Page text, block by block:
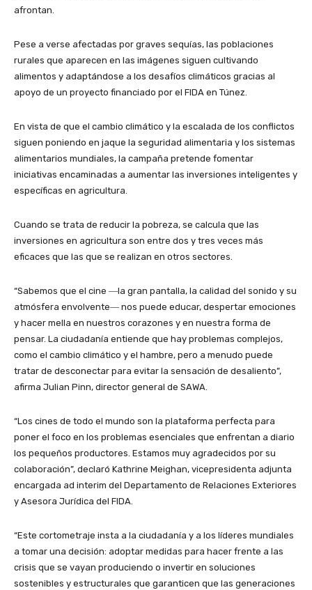
afrontan.
Pese a verse afectadas por graves sequías, las poblaciones
rurales que aparecen en las imágenes siguen cultivando
alimentos y adaptándose a los desafíos climáticos gracias al
apoyo de un proyecto financiado por el FIDA en Túnez.
En vista de que el cambio climático y la escalada de los conflictos
siguen poniendo en jaque la seguridad alimentaria y los sistemas
alimentarios mundiales, la campaña pretende fomentar
iniciativas encaminadas a aumentar las inversiones inteligentes y
específicas en agricultura.
Cuando se trata de reducir la pobreza, se calcula que las
inversiones en agricultura son entre dos y tres veces más
eficaces que las que se realizan en otros sectores.
“Sabemos que el cine ―la gran pantalla, la calidad del sonido y su
atmósfera envolvente― nos puede educar, despertar emociones
y hacer mella en nuestros corazones y en nuestra forma de
pensar. La ciudadanía entiende que hay problemas complejos,
como el cambio climático y el hambre, pero a menudo puede
tratar de desconectar para evitar la sensación de desaliento”,
afirma Julian Pinn, director general de SAWA.
“Los cines de todo el mundo son la plataforma perfecta para
poner el foco en los problemas esenciales que enfrentan a diario
los pequeños productores. Estamos muy agradecidos por su
colaboración”, declaró Kathrine Meighan, vicepresidenta adjunta
encargada ad interim del Departamento de Relaciones Exteriores
y Asesora Jurídica del FIDA.
“Este cortometraje insta a la ciudadanía y a los líderes mundiales
a tomar una decisión: adoptar medidas para hacer frente a las
crisis que se vayan produciendo o invertir en soluciones
sostenibles y estructurales que garanticen que las generaciones